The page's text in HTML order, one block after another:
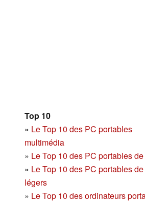
Top 10
» Le Top 10 des PC portables
multimédia
» Le Top 10 des PC portables
» Le Top 10 des PC portables
légers
» Le Top 10 des ordinateurs